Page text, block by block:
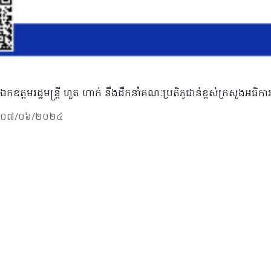
ឯកឧត្តមរដ្ឋមន្រ្តី ហួត ហាក់ នឹងដឹកនាំគណៈប្រតិភូជាន់ខ្ពស់ក្រសួងអធិក
០៧/០៦/២០២៤